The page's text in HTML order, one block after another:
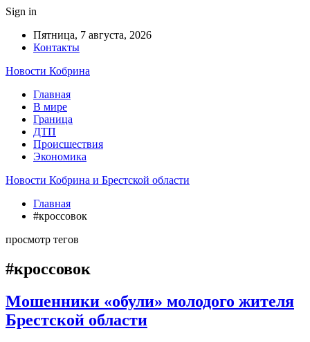
Sign in
Пятница, 7 августа, 2026
Контакты
Новости Кобрина
Главная
В мире
Граница
ДТП
Происшествия
Экономика
Новости Кобрина и Брестской области
Главная
#кроссовок
просмотр тегов
#кроссовок
Мошенники «обули» молодого жителя
Брестской области